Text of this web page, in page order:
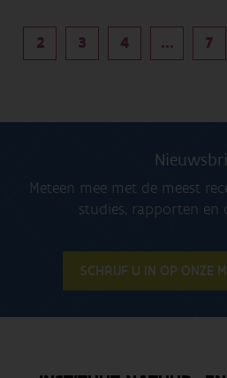
2 3 4 ... 7
Meteen mee met de meest
studies, rapporten en
SCHRIJF U IN OP ONZE